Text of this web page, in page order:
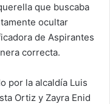
que buscaba
ocultar
de Aspirantes
correcta.
por la alcaldía Luis
Ortiz y Zayra Enid